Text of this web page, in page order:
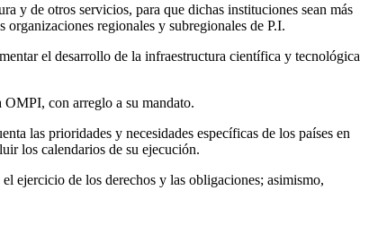
y de otros servicios, para que dichas instituciones sean más
regionales y subregionales de P.I.
el desarrollo de la infraestructura científica y tecnológica
OMPI, con arreglo a su mandato.
las prioridades y necesidades específicas de los países en
los calendarios de su ejecución.
ejercicio de los derechos y las obligaciones; asimismo,